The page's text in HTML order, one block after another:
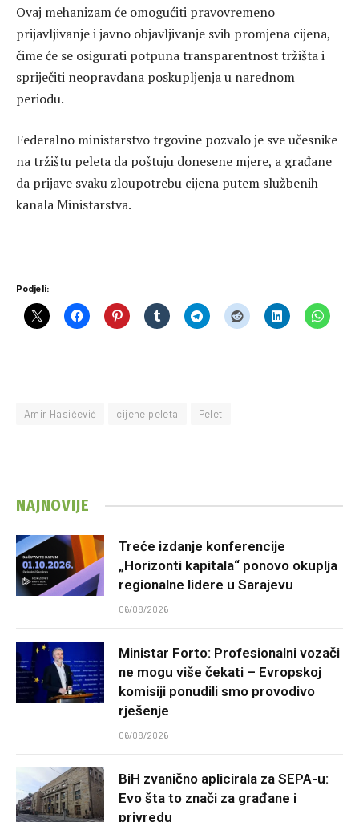
Ovaj mehanizam će omogućiti pravovremeno
prijavljivanje i javno objavljivanje svih promjena cijena,
čime će se osigurati potpuna transparentnost tržišta i
spriječiti neopravdana poskupljenja u narednom
periodu.
Federalno ministarstvo trgovine pozvalo je sve učesnike
na tržištu peleta da poštuju donesene mjere, a građane
da prijave svaku zloupotrebu cijena putem službenih
kanala Ministarstva.
Podjeli:
Amir Hasičević cijene peleta Pelet
NAJNOVIJE
Treće izdanje konferencije
„Horizonti kapitala“ ponovo okuplja
regionalne lidere u Sarajevu
06/08/2026
Ministar Forto: Profesionalni vozači
ne mogu više čekati – Evropskoj
komisiji ponudili smo provodivo
rješenje
06/08/2026
BiH zvanično aplicirala za SEPA-u:
Evo šta to znači za građane i
privredu